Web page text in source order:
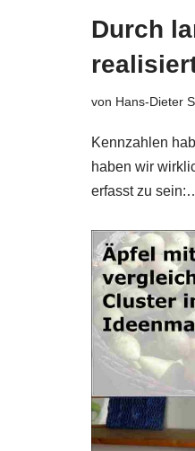
Durch
von Hans-Dieter
Kenn­zah­len
haben wir
erfasst zu